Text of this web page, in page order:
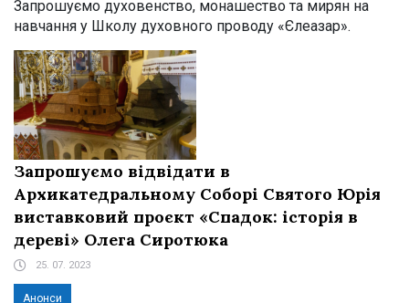
Запрошуємо духовенство, монашество та мирян на
навчання у Школу духовного проводу «Єлеазар».
Запрошуємо відвідати в
Архикатедральному Соборі Святого Юрія
виставковий проєкт «Спадок: історія в
дереві» Олега Сиротюка
25. 07. 2023
Анонси